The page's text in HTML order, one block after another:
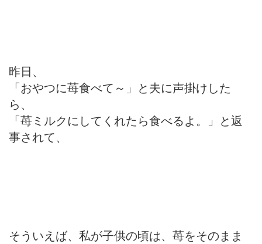
昨日、
「おやつに苺食べて～」と夫に声掛けした
ら、
「苺ミルクにしてくれたら食べるよ。」と返
事されて、
そういえば、私が子供の頃は、苺をそのまま